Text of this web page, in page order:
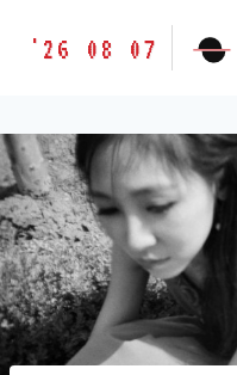
胶
味
道
LETSFILM
'26 08 07